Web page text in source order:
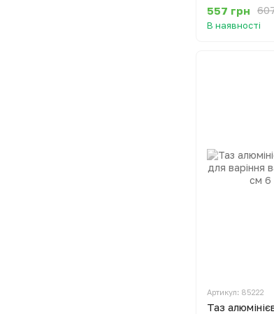
557 грн
В наявності
Артикул: 85222